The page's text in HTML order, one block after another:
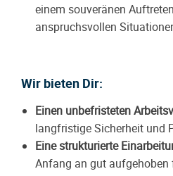
einem souveränen
anspruchsvollen
Wir bieten Dir:
Einen unbefristeten
langfristige Sicherheit und
Eine strukturierte
Anfang an gut